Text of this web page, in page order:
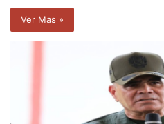
Ver Mas »